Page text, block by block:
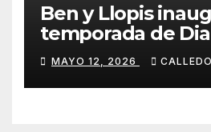
Ben y Llopis
temporada de
MAYO 12, 2026